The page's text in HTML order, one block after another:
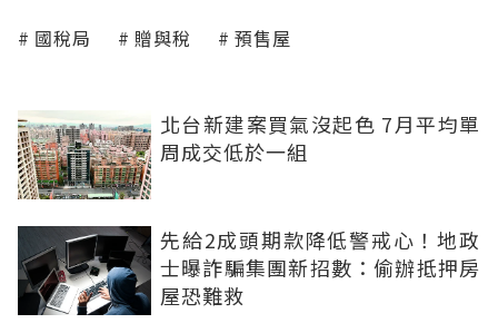
國稅局 贈與稅 預售屋
北台新建案買氣沒起色 7月平均單
周成交低於一組
先給2成頭期款降低警戒心！地政
士曝詐騙集團新招數：偷辦抵押房
屋恐難救